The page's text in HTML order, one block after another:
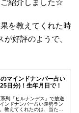
ご紹介しました☆
を教えてくれた時
好評のようで、
マインドナンバー占い
日分)！生年月日で！
列「ヒルナンデス」で放送
ンドナンバー占い運勢ラン
教えてくれたのは、当たる